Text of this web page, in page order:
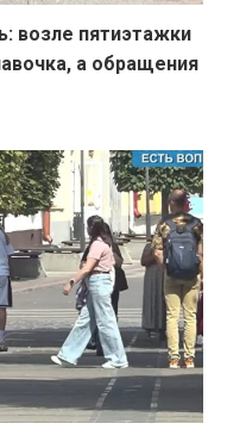
возле пятиэтажки
а обращения